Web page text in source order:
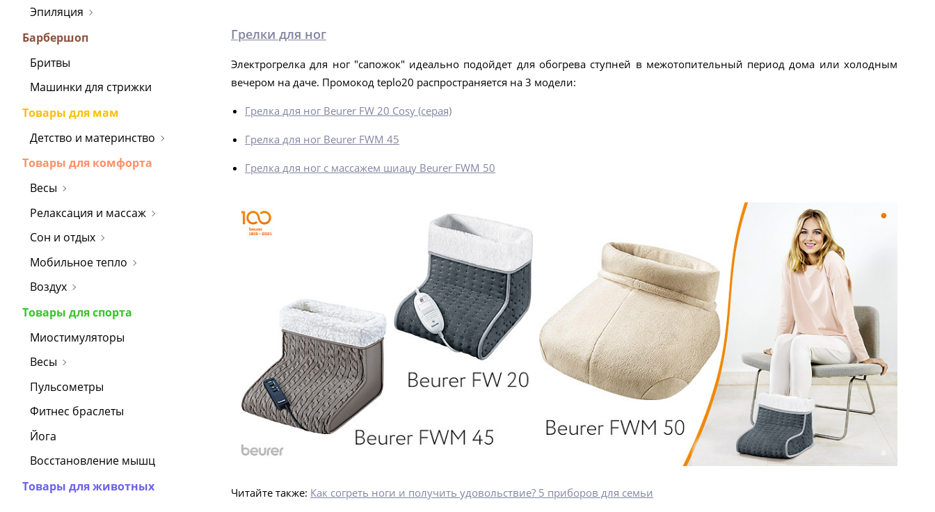
Эпиляция
Барбершоп
Бритвы
Машинки для стрижки
Товары для мам
Детство и материнство
Товары для комфорта
Весы
Релаксация и массаж
Сон и отдых
Мобильное тепло
Воздух
Товары для спорта
Миостимуляторы
Весы
Пульсометры
Фитнес браслеты
Йога
Восстановление мышц
Товары для животных
Грелки для ног
Электрогрелка для ног "сапожок" идеально подойдет для обогрева ступней в межотопительный период дома или холодным
вечером на даче. Промокод teplo20 распространяется на 3 модели:
Грелка для ног Beurer FW 20 Cosy (серая)
Грелка для ног Beurer FWM 45
Грелка для ног с массажем шиацу Beurer FWM 50
Читайте также: Как согреть ноги и получить удовольствие? 5 приборов для семьи